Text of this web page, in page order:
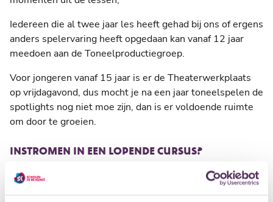
Iedereen die al twee jaar les heeft gehad bij ons of ergens
anders spelervaring heeft opgedaan kan vanaf 12 jaar
meedoen aan de Toneelproductiegroep.
Voor jongeren vanaf 15 jaar is er de Theaterwerkplaats
op vrijdagavond, dus mocht je na een jaar toneelspelen de
spotlights nog niet moe zijn, dan is er voldoende ruimte
om door te groeien.
INSTROMEN IN EEN LOPENDE CURSUS?
seizoen. Als de cursus vol is, kan dat uiteraard niet.